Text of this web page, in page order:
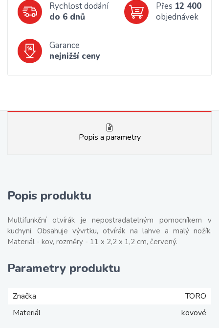
Rychlost dodání
do 6 dnů
Přes 12 400
objednávek
Garance
nejnižší ceny
Popis a parametry
Popis produktu
Multifunkční otvírák je nepostradatelným pomocníkem v
kuchyni. Obsahuje vývrtku, otvírák na lahve a malý nožík.
Materiál - kov, rozměry - 11 x 2,2 x 1,2 cm, červený.
Parametry produktu
Značka
TORO
Materiál
kovové